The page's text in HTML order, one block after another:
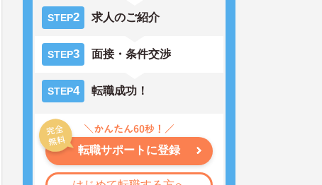
STEP2 求人のご紹介
STEP3 面接・条件交渉
STEP4 転職成功！
転職サポートに登録